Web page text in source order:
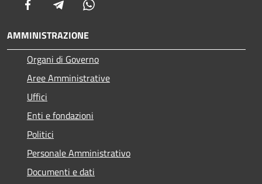
Facebook Telegram
AMMINISTRAZIONE
Organi di Governo
Aree Amministrative
Uffici
Enti e fondazioni
Politici
Personale Amministrativo
Documenti e dati